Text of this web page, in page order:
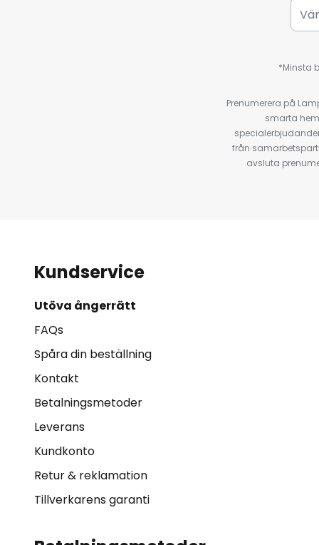
*Minsta
Prenumerera på
smarta
från
avsluta
Kundservice
Utöva ångerrätt
FAQs
Spåra din beställning
Kontakt
Betalningsmetoder
Leverans
Kundkonto
Retur & reklamation
Tillverkarens garanti